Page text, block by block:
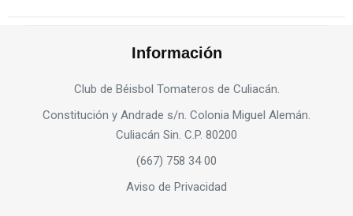
Información
Club de Béisbol Tomateros de Culiacán.
Constitución y Andrade s/n. Colonia Miguel Alemán.
Culiacán Sin. C.P. 80200
(667) 758 34 00
Aviso de Privacidad